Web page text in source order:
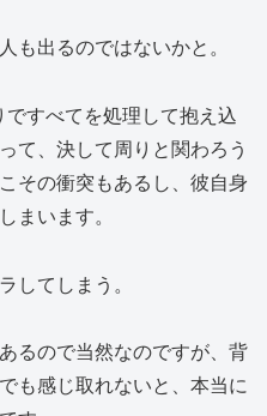
も出るのではないかと。
すべてを処理して抱え込
て、決して周りと関わろう
その衝突もあるし、彼自身
まいます。
してしまう。
るので当然なのですが、背
も感じ取れないと、本当に